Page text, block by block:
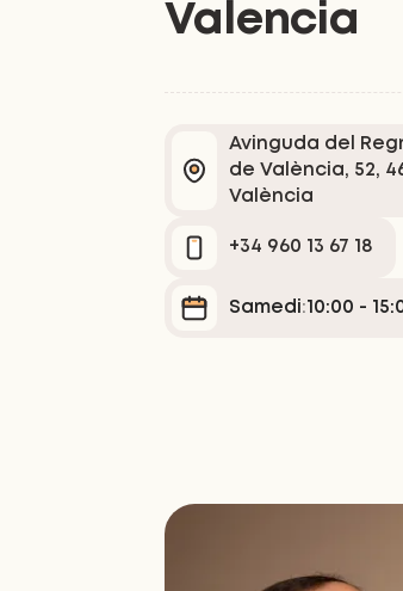
Valencia
Avinguda del
de València, 52,
València
+34 960 13 67 18
Samedi 10:00 -